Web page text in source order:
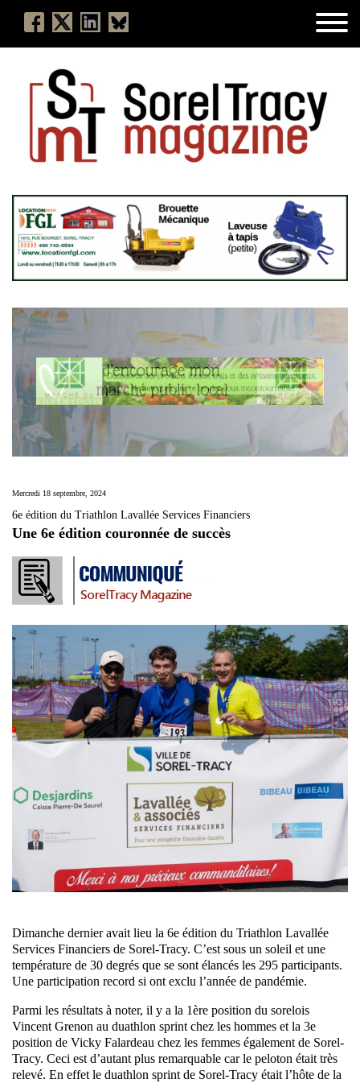
Mercredi 18 septembre, 2024
6e édition du Triathlon Lavallée Services Financiers
Une 6e édition couronnée de succès
Dimanche dernier avait lieu la 6e édition du Triathlon Lavallée
Services Financiers de Sorel-Tracy. C’est sous un soleil et une
température de 30 degrés que se sont élancés les 295 participants.
Une participation record si ont exclu l’année de pandémie.
Parmi les résultats à noter, il y a la 1ère position du sorelois
Vincent Grenon au duathlon sprint chez les hommes et la 3e
position de Vicky Falardeau chez les femmes également de Sorel-
Tracy. Ceci est d’autant plus remarquable car le peloton était très
relevé. En effet le duathlon sprint de Sorel-Tracy était l’hôte de la